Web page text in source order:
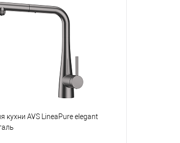
К сравнению
В наличии
кухни AVS LineaPure elegant